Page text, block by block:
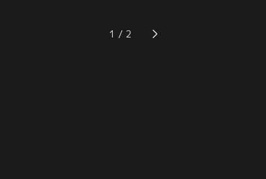
う。一方、お互いに出くわしたタン
とヨンドは殴り合いのケンカを始め
方、ラヘルはジスクとエストにタン
との婚約解消を言い放つ…。
1